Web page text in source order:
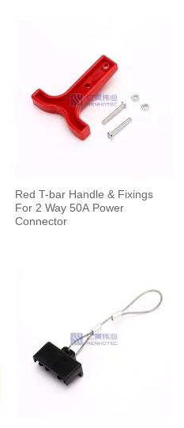
Red T-bar Handle & Fixings
For 2 Way 50A Power
Connector